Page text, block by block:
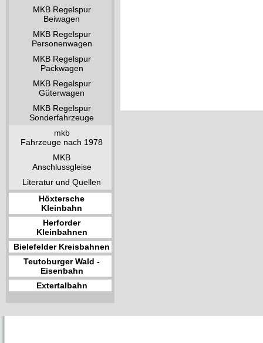
MKB Regelspur
Beiwagen
MKB Regelspur
Personenwagen
MKB Regelspur
Packwagen
MKB Regelspur
Güterwagen
MKB Regelspur
Sonderfahrzeuge
mkb
Fahrzeuge nach 1978
MKB
Anschlussgleise
Literatur und Quellen
Höxtersche
Kleinbahn
Herforder
Kleinbahnen
Bielefelder Kreisbahnen
Teutoburger Wald -
Eisenbahn
Extertalbahn